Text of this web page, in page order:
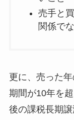
売手と
関係で
更に、売った
期間が10年を
後の課税長期